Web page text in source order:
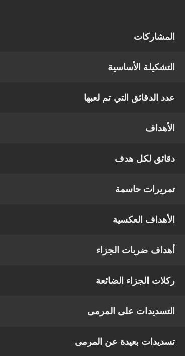
المشاركات
التشكيلة الأساسية
عدد الدقائق التي تم لعبها
الأهداف
دقائق لكل هدف
تمريرات حاسمة
الأهداف العكسية
أهداف ضربات الجزاء
ركلات الجزاء الضائعة
التسديدات على المرمى
تسديدات بعيدة عن المرمى